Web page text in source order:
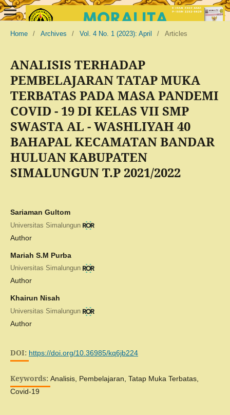
Home / Archives / Vol. 4 No. 1 (2023): April / Articles
ANALISIS TERHADAP
PEMBELAJARAN TATAP MUKA
TERBATAS PADA MASA PANDEMI
COVID - 19 DI KELAS VII SMP
SWASTA AL - WASHLIYAH 40
BAHAPAL KECAMATAN BANDAR
HULUAN KABUPATEN
SIMALUNGUN T.P 2021/2022
Sariaman Gultom
Universitas Simalungun
Author
Mariah S.M Purba
Universitas Simalungun
Author
Khairun Nisah
Universitas Simalungun
Author
DOI: https://doi.org/10.36985/kq6jb224
Keywords: Analisis, Pembelajaran, Tatap Muka Terbatas,
Covid-19